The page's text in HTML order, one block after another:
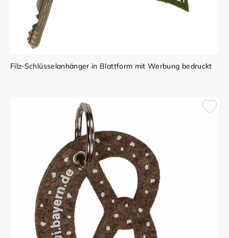
Filz-Schlüsselanhänger in Blattform mit Werbung bedruckt